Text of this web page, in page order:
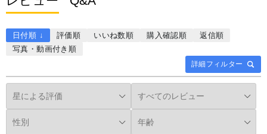
詳細フィルター
日付順 ↓ 評価順 いいね数順 購入確認順
返信順
写真・動画付き順